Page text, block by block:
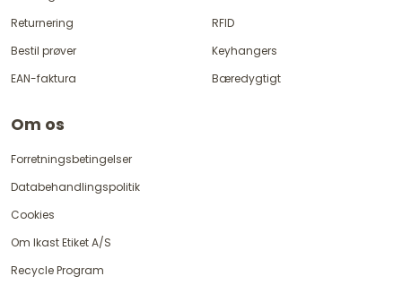
Returnering
Bestil prøver
EAN-faktura
RFID
Keyhangers
Bæredygtigt
Om os
Forretningsbetingelser
Databehandlingspolitik
Cookies
Om Ikast Etiket A/S
Recycle Program